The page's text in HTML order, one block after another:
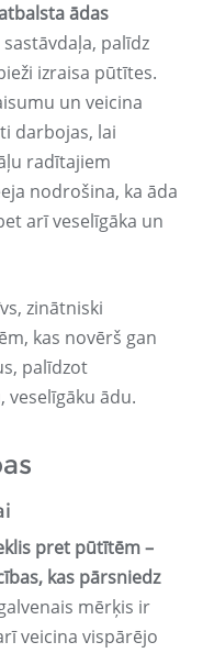
ādas
palīdz
izraisa pūtītes.
un veicina
darbojas, lai
radītajiem
nodrošina, ka āda
arī veselīgāka un
zinātniski
kas novērš gan
palīdzot
ādu.
pret pūtītēm –
kas pārsniedz
mērķis ir
veicina vispārējo